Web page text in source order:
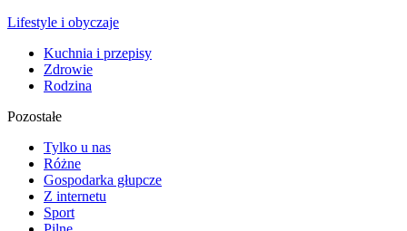
Lifestyle i obyczaje
Kuchnia i przepisy
Zdrowie
Rodzina
Pozostałe
Tylko u nas
Różne
Gospodarka głupcze
Z internetu
Sport